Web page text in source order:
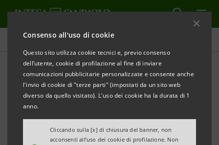
Consenso all'uso di cookie
Questo sito utilizza cookie tecnici e, previo consenso
dell’utente, cookie di profilazione al fine di inviare
comunicazioni pubblicitarie personalizzate e consente anche
l'invio di cookie di "terze parti" (impostati da un sito web
diverso da quello visitato). L'uso dei cookie ha la durata di 1
anno.
Cliccando sulla [x] di chiusura del banner, non
acconsenti all’uso dei cookie di profilazione. Non
Comunicati stampa
STAMPA AGGIORNA
INTESA SANPAOLO RICEVE IL “GOLD EXELLENCE IN
LEARNING AWARD 2015”